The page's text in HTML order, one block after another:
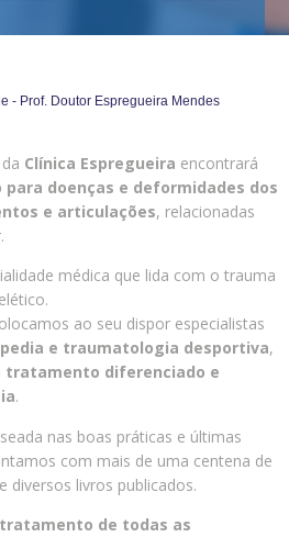
- Prof. Doutor Espregueira Mendes
da Clínica Espregueira encontrará
doenças e deformidades dos
e articulações, relacionadas
médica que lida com o trauma
ao seu dispor especialistas
e traumatologia desportiva,
tratamento diferenciado e
.
nas boas práticas e últimas
com mais de uma centena de
diversos livros publicados.
de todas as